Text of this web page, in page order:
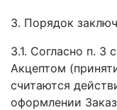
3. Порядок
3.1. Согласно п. 3
Акцептом
считаются
оформлении